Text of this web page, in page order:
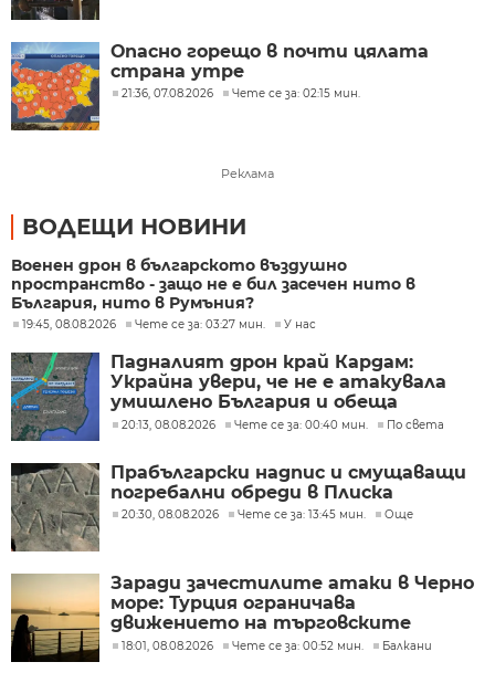
Опасно горещо в почти цялата
страна утре
21:36, 07.08.2026 Чете се за: 02:15 мин.
Реклама
ВОДЕЩИ НОВИНИ
Военен дрон в българското въздушно
пространство - защо не е бил засечен нито в
България, нито в Румъния?
19:45, 08.08.2026 Чете се за: 03:27 мин. У нас
Падналият дрон край Кардам:
Украйна увери, че не е атакувала
умишлено България и обеща
разследване
20:13, 08.08.2026 Чете се за: 00:40 мин. По света
Прабългарски надпис и смущаващи
погребални обреди в Плиска
20:30, 08.08.2026 Чете се за: 13:45 мин. Още
Заради зачестилите атаки в Черно
море: Турция ограничава
движението на търговските
кораби
18:01, 08.08.2026 Чете се за: 00:52 мин. Балкани